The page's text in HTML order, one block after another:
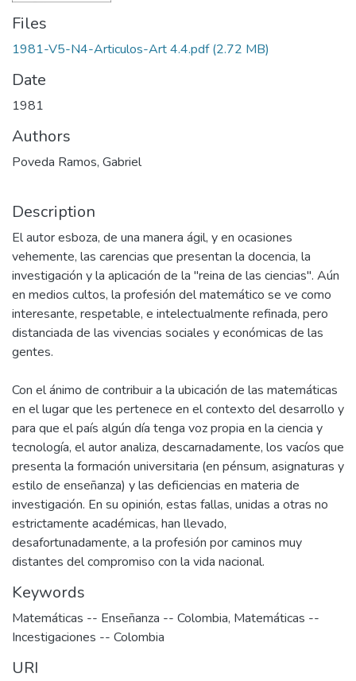
Files
1981-V5-N4-Articulos-Art 4.4.pdf(2.72 MB)
Date
1981
Authors
Poveda Ramos, Gabriel
Description
El autor esboza, de una manera ágil, y en ocasiones
vehemente, las carencias que presentan la docencia, la
investigación y la aplicación de la "reina de las ciencias". Aún
en medios cultos, la profesión del matemático se ve como
interesante, respetable, e intelectualmente refinada, pero
distanciada de las vivencias sociales y económicas de las
gentes.
Con el ánimo de contribuir a la ubicación de las matemáticas
en el lugar que les pertenece en el contexto del desarrollo y
para que el país algún día tenga voz propia en la ciencia y
tecnología, el autor analiza, descarnadamente, los vacíos que
presenta la formación universitaria (en pénsum, asignaturas y
estilo de enseñanza) y las deficiencias en materia de
investigación. En su opinión, estas fallas, unidas a otras no
estrictamente académicas, han llevado,
desafortunadamente, a la profesión por caminos muy
distantes del compromiso con la vida nacional.
Keywords
Matemáticas -- Enseñanza -- Colombia, Matemáticas --
Incestigaciones -- Colombia
URI